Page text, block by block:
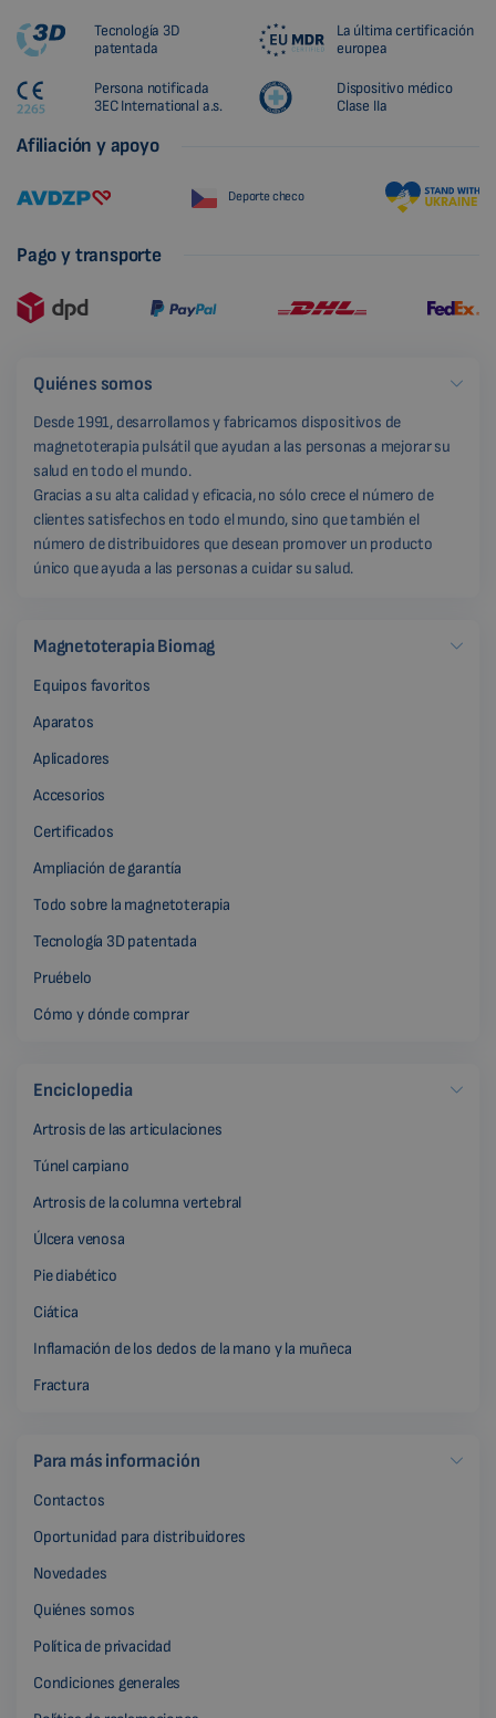
Tecnología 3D
patentada
La última certificación
europea
Persona notificada
3EC International a.s.
Dispositivo médico
Clase IIa
Afiliación y apoyo
Deporte checo
Pago y transporte
Quiénes somos
Desde 1991, desarrollamos y fabricamos dispositivos de
magnetoterapia pulsátil que ayudan a las personas a mejorar su
salud en todo el mundo.
Gracias a su alta calidad y eficacia, no sólo crece el número de
clientes satisfechos en todo el mundo, sino que también el
número de distribuidores que desean promover un producto
único que ayuda a las personas a cuidar su salud.
Magnetoterapia Biomag
Equipos favoritos
Aparatos
Aplicadores
Accesorios
Certificados
Ampliación de garantía
Todo sobre la magnetoterapia
Tecnología 3D patentada
Pruébelo
Cómo y dónde comprar
Enciclopedia
Artrosis de las articulaciones
Túnel carpiano
Artrosis de la columna vertebral
Úlcera venosa
Pie diabético
Ciática
Inflamación de los dedos de la mano y la muñeca
Fractura
Para más información
Contactos
Oportunidad para distribuidores
Novedades
Quiénes somos
Política de privacidad
Condiciones generales